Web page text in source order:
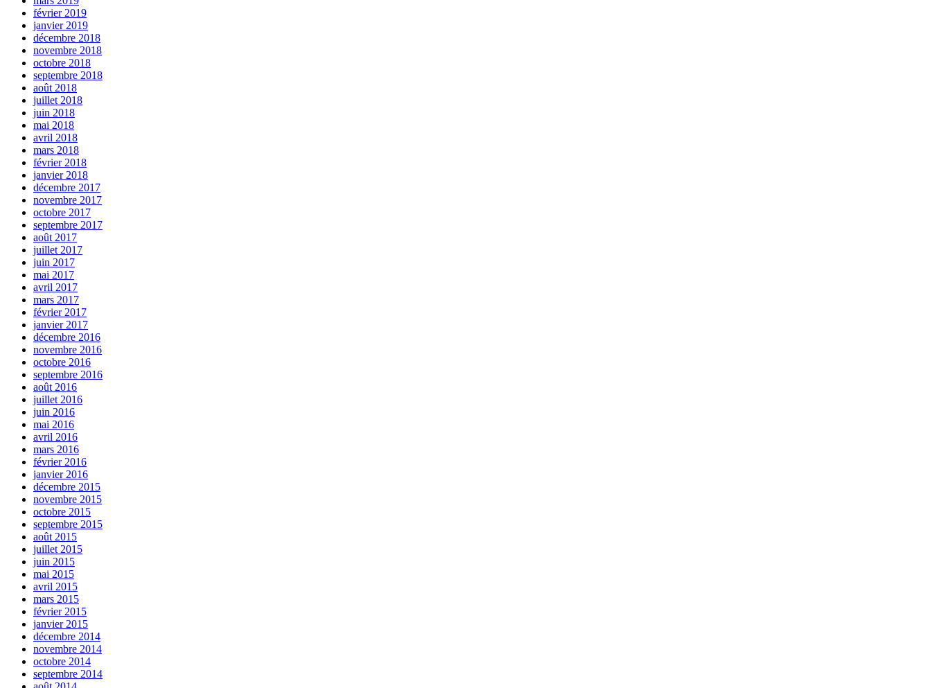
février 2019
janvier 2019
décembre 2018
novembre 2018
octobre 2018
septembre 2018
août 2018
juillet 2018
juin 2018
mai 2018
avril 2018
mars 2018
février 2018
janvier 2018
décembre 2017
novembre 2017
octobre 2017
septembre 2017
août 2017
juillet 2017
juin 2017
mai 2017
avril 2017
mars 2017
février 2017
janvier 2017
décembre 2016
novembre 2016
octobre 2016
septembre 2016
août 2016
juillet 2016
juin 2016
mai 2016
avril 2016
mars 2016
février 2016
janvier 2016
décembre 2015
novembre 2015
octobre 2015
septembre 2015
août 2015
juillet 2015
juin 2015
mai 2015
avril 2015
mars 2015
février 2015
janvier 2015
décembre 2014
novembre 2014
octobre 2014
septembre 2014